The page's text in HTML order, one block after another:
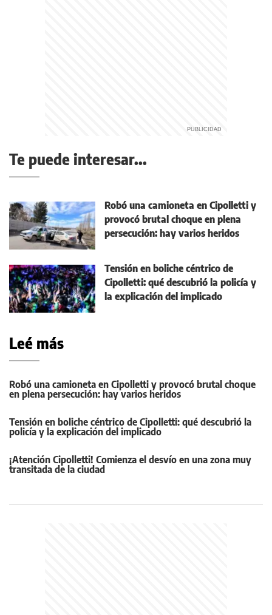
Te puede interesar...
Robó una camioneta en Cipolletti y
provocó brutal choque en plena
persecución: hay varios heridos
Tensión en boliche céntrico de
Cipolletti: qué descubrió la policía y
la explicación del implicado
Leé más
Robó una camioneta en Cipolletti y provocó brutal choque
en plena persecución: hay varios heridos
Tensión en boliche céntrico de Cipolletti: qué descubrió la
policía y la explicación del implicado
¡Atención Cipolletti! Comienza el desvío en una zona muy
transitada de la ciudad